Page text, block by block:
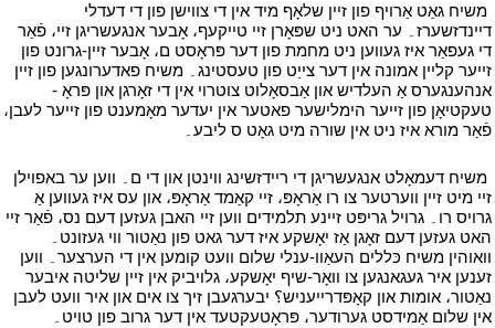
משיח גאַט אַרויף פון זיין שלאָף מיד אין די צווישן פון די דעדלי
דיינדזשערז۔ ער האט ניט שפּאָרן זיי טייקעף، אָבער אנגעשריגן זיי، פֿאַר
די געפאַר איז געווען ניט מחמת פון דער פּראָסט ם، אָבער זיין-גרונט פון
זייער קליין אמונה אין דער צייַט פון טעסטינג۔ משיח פאדערונגען פון זיין
אנהענגערס אַ העלדיש און אַבסאָלוט צוטרוי אין די זאָרגן און פּראָ -
טעקטיאָן פון זייער הימלישער פאטער אין יעדער מאָמענט פון זייער לעבן،
פֿאַר מורא איז ניט אין שורה מיט גאָט ס ליבע۔
משיח דעמאָלט אנגעשריגן די ריידזשינג ווינטן און די ם۔ ווען ער באפוילן
זיי מיט זיין ווערטער צו רו אַראָפּ، זיי קאַמד אַראָפּ، און עס איז געווען אַ
גרויס רו۔ גרויל גריפּט זיינע תלמידים ווען זיי האבן געזען דעם נס، פֿאַר זיי
האט געזען דעם זאָגן אַז יאָשקע איז דער גאט פון נאַטור ווי געזונט۔
וואוהין משיח כּללים העאַוו-ענלי שלום וועט קומען אין די הערצער۔ ווען
זענען איר געגאנגען צו וואָר-שיף יאָשקע، גלויביק אין זיין שליטה איבער
נאַטור، אומות און קאָפּדרייעניש؟ יבערגעבן זיך צו אים און איר וועט לעבן
אין שלום אַמידסט גערודער، פּראָטעקטעד אין דער גרוב פון טויט۔